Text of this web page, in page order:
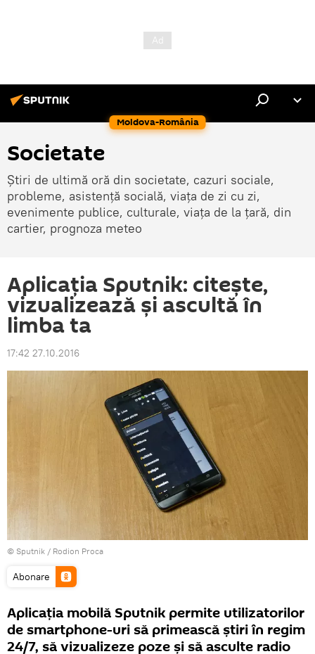
Moldova-România
Societate
Știri de ultimă oră din societate, cazuri sociale,
probleme, asistență socială, viața de zi cu zi,
evenimente publice, culturale, viața de la țară, din
cartier, prognoza meteo
Aplicația Sputnik: citește,
vizualizează și ascultă în
limba ta
17:42 27.10.2016
© Sputnik / Rodion Proca
Abonare
Aplicația mobilă Sputnik permite utilizatorilor
de smartphone-uri să primească știri în regim
24/7, să vizualizeze poze și să asculte radio